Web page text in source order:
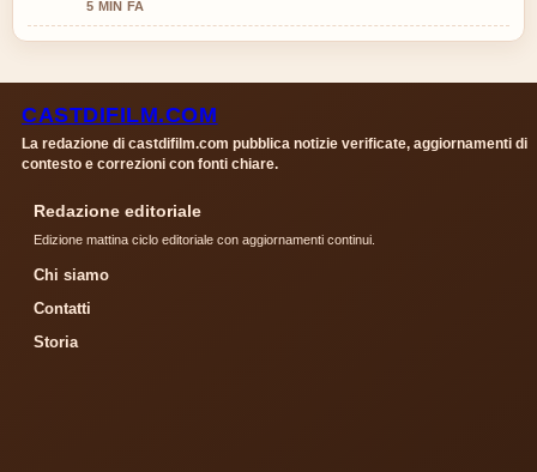
5 MIN FA
CASTDIFILM.COM
La redazione di castdifilm.com pubblica notizie verificate, aggiornamenti di
contesto e correzioni con fonti chiare.
Redazione editoriale
Edizione mattina ciclo editoriale con aggiornamenti continui.
Chi siamo
Contatti
Storia